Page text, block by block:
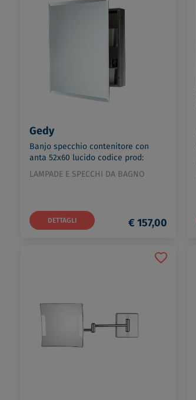
Gedy
Banjo specchio contenitore con
anta 52x60 lucido codice prod:
000028061300000
LAMPADE E SPECCHI DA BAGNO
DETTAGLI € 157,00